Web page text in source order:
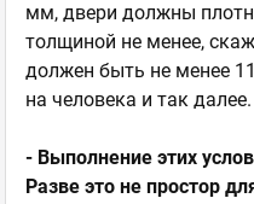
мм, двери должны
толщиной не менее,
должен быть не менее
на человека и так далее.
- Выполнение этих
Разве это не простор